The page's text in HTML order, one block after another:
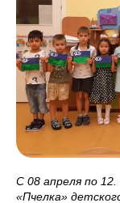
С 08 апреля по
«Пчелка»